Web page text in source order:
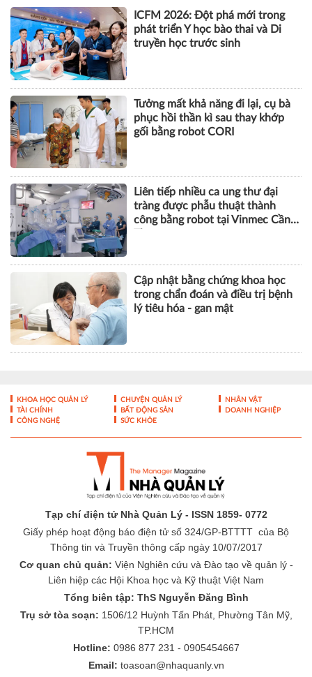
ICFM 2026: Đột phá mới trong
phát triển Y học bào thai và Di
truyền học trước sinh
Tưởng mất khả năng đi lại, cụ bà
phục hồi thần kì sau thay khớp
gối bằng robot CORI
Liên tiếp nhiều ca ung thư đại
tràng được phẫu thuật thành
công bằng robot tại Vinmec Cần
Cập nhật bằng chứng khoa học
trong chẩn đoán và điều trị bệnh
lý tiêu hóa - gan mật
KHOA HỌC QUẢN LÝ CHUYỆN QUẢN LÝ
NHÂN VẬT
TÀI CHÍNH
BẤT ĐỘNG SẢN
DOANH NGHIỆP
CÔNG NGHỆ
SỨC KHỎE
Tạp chí điện tử Nhà Quản Lý - ISSN 1859- 0772
Giấy phép hoạt động báo điện tử số 324/GP-BTTTT của Bộ
Thông tin và Truyền thông cấp ngày 10/07/2017
Cơ quan chủ quản: Viện Nghiên cứu và Đào tạo về quản lý -
Liên hiệp các Hội Khoa học và Kỹ thuật Việt Nam
Tổng biên tập: ThS Nguyễn Đăng Bình
Trụ sở tòa soạn: 1506/12 Huỳnh Tấn Phát, Phường Tân Mỹ,
TP.HCM
Hotline: 0986 877 231 - 0905454667
Email: toasoan@nhaquanly.vn